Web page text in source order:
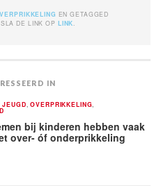
EN GETAGGED
. SLA DE LINK OP LINK
IN
,JEUGD ,OVERPRIKKELING
bij kinderen hebben vaak
over- óf onderprikkeling